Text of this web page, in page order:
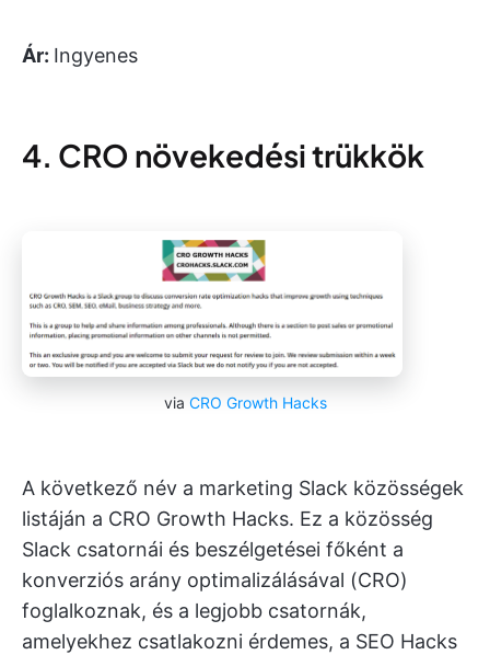
Ár: Ingyenes
4. CRO növekedési trükkök
via CRO Growth Hacks
A következő név a marketing Slack közösségek
listáján a CRO Growth Hacks. Ez a közösség
Slack csatornái és beszélgetései főként a
konverziós arány optimalizálásával (CRO)
foglalkoznak, és a legjobb csatornák,
amelyekhez csatlakozni érdemes, a SEO Hacks